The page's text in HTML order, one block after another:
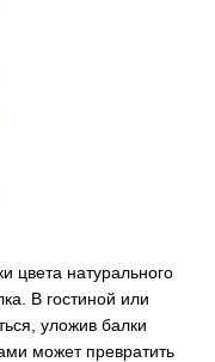
цвета натурального
В гостиной или
уложив балки
может превратить